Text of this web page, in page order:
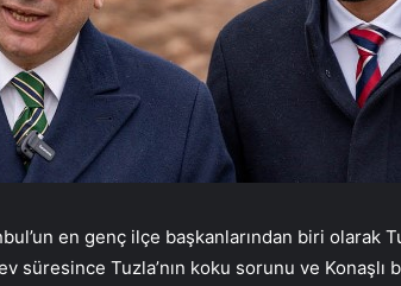
en genç ilçe başkanlarından biri olarak
süresince Tuzla’nın koku sorunu ve Konaşlı